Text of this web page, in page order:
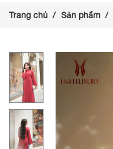
Trang chủ Sản phẩm